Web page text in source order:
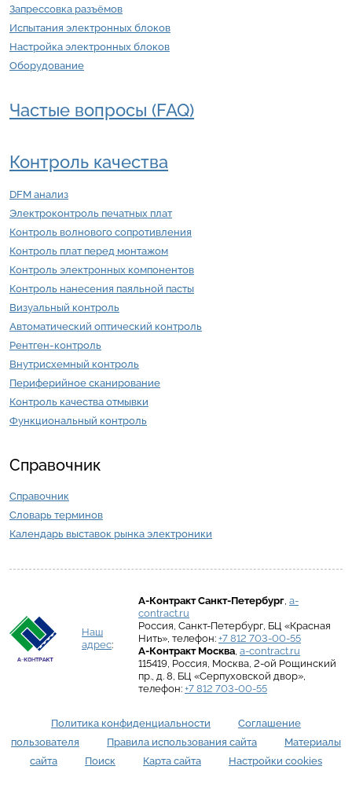
Запрессовка разъёмов
Испытания электронных блоков
Настройка электронных блоков
Оборудование
Частые вопросы (FAQ)
Контроль качества
DFM анализ
Электроконтроль печатных плат
Контроль волнового сопротивления
Контроль плат перед монтажом
Контроль электронных компонентов
Контроль нанесения паяльной пасты
Визуальный контроль
Автоматический оптический контроль
Рентген-контроль
Внутрисхемный контроль
Периферийное сканирование
Контроль качества отмывки
Функциональный контроль
Справочник
Справочник
Словарь терминов
Календарь выставок рынка электроники
Наш
адрес:
А-Контракт Санкт-Петербург, a-
contract.ru
Россия, Санкт-Петербург, БЦ «Красная
Нить», телефон: +7 812 703-00-55
А-Контракт Москва, a-contract.ru
115419, Россия, Москва, 2-ой Рощинский
пр., д. 8, БЦ «Серпуховской двор»,
телефон: +7 812 703-00-55
Политика конфиденциальности
Соглашение
пользователя
Правила использования сайта
Материалы
сайта
Поиск Карта сайта Настройки cookies